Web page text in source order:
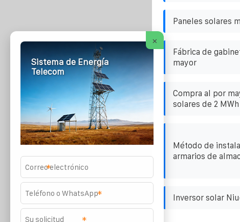
Paneles solares
Fábrica de
mayor
Compra al por
solares de 2 MWh
Método de
armarios de
Inversor solar
×
Sistema de Energía
Telecom
*
*